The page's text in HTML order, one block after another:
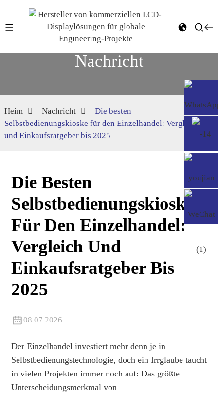
Nachricht
Heim Nachricht
Die besten
Selbstbedienungskioske für den Einzelhandel: Vergleich
und Einkaufsratgeber bis 2025
Die Besten
Selbstbedienungskioske
Für Den Einzelhandel:
Vergleich Und
Einkaufsratgeber Bis
2025
08.07.2026
Der Einzelhandel investiert mehr denn je in
Selbstbedienungstechnologie, doch ein Irrglaube taucht
in vielen Projekten immer noch auf: Das größte
Unterscheidungsmerkmal von